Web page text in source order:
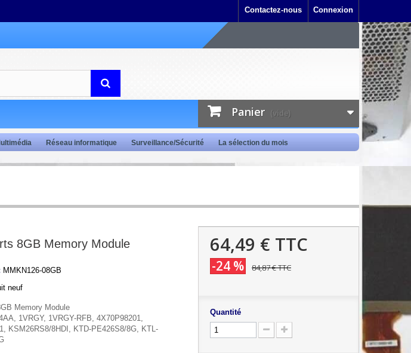
Connexion
Contactez-nous
Panier (vide)
Réseau informatique Surveillance/Sécurité La sélection du mois
8GB Memory Module
MMKN126-08GB
neuf
Memory Module
1VRGY, 1VRGY-RFB, 4X70P98201,
KSM26RS8/8HDI, KTD-PE426S8/8G, KTL-
64,49 € TTC
-24 % 84,87 €TTC
Quantité